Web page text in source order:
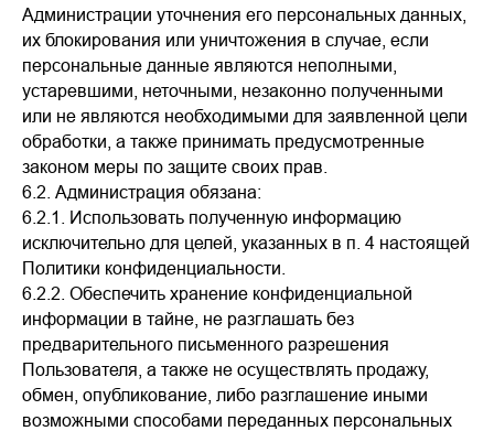
Администрации уточнения его персональных данных,
их блокирования или уничтожения в случае, если
персональные данные являются неполными,
устаревшими, неточными, незаконно полученными
или не являются необходимыми для заявленной цели
обработки, а также принимать предусмотренные
законом меры по защите своих прав.
6.2. Администрация обязана:
6.2.1. Использовать полученную информацию
исключительно для целей, указанных в п. 4 настоящей
Политики конфиденциальности.
6.2.2. Обеспечить хранение конфиденциальной
информации в тайне, не разглашать без
предварительного письменного разрешения
Пользователя, а также не осуществлять продажу,
обмен, опубликование, либо разглашение иными
возможными способами переданных персональных